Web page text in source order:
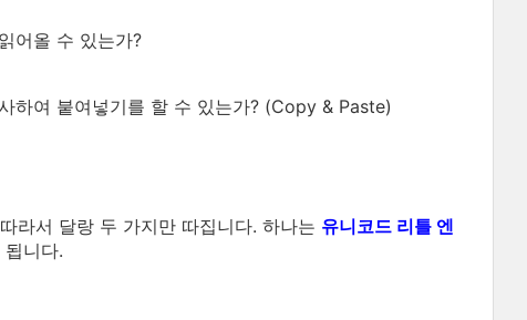
어올 수 있는가?
하여 붙여넣기를 할 수 있는가? (Copy & Paste)
라서 달랑 두 가지만 따집니다. 하나는 유니코드 리틀 엔
니다.